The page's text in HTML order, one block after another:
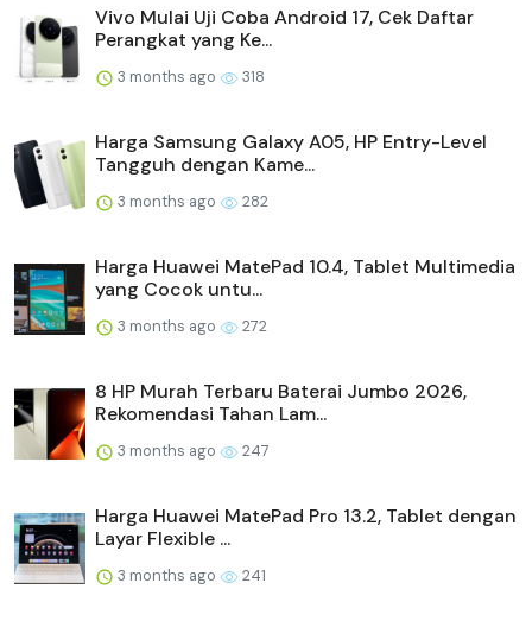
Vivo Mulai Uji Coba Android 17, Cek Daftar
Perangkat yang Ke...
3 months ago 318
Harga Samsung Galaxy A05, HP Entry-Level
Tangguh dengan Kame...
3 months ago 282
Harga Huawei MatePad 10.4, Tablet Multimedia
yang Cocok untu...
3 months ago 272
8 HP Murah Terbaru Baterai Jumbo 2026,
Rekomendasi Tahan Lam...
3 months ago 247
Harga Huawei MatePad Pro 13.2, Tablet dengan
Layar Flexible ...
3 months ago 241